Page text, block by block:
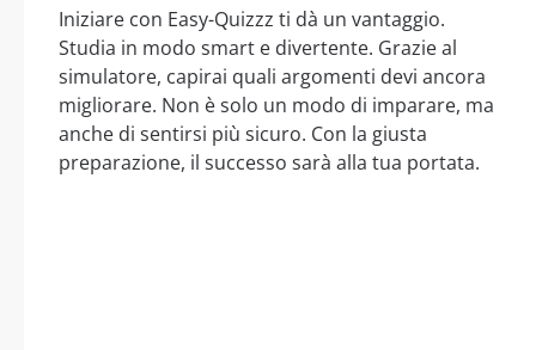
Iniziare con Easy-Quizzz ti dà un vantaggio.
Studia in modo smart e divertente. Grazie al
simulatore, capirai quali argomenti devi ancora
migliorare. Non è solo un modo di imparare, ma
anche di sentirsi più sicuro. Con la giusta
preparazione, il successo sarà alla tua portata.